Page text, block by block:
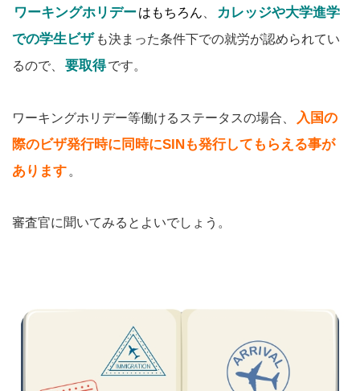
ワーキングホリデーはもちろん
カレッジや大学進学
での学生ビザ も決まった条件下での就労が認められてい
るので、
要取得です。
ワーキングホリデー等働けるステータスの場合、
入国の
際のビザ発行時に同時にSINも発行してもらえる事が
あります 。
審査官に聞いてみるとよいでしょう。